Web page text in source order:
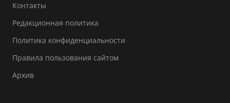
Контакты
Редакционная политика
Политика конфиденциальности
Правила пользования сайтом
Архив